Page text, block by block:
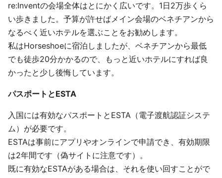
re:Inventの会場全体はとにかく広いです。1日2万歩くら
い歩きました。予算が許せばメイン会場のベネチアンから
なるべく近いホテルを選ぶことをお勧めします。
私はHorseshoeに宿泊しましたが、ベネチアンから最低
でも徒歩20分かかるので、もっと近いホテルにすれば良
かったと少し後悔しています。
パスポートとESTA
入国には有効なパスポートとESTA（電子渡航認証システ
ム）が必要です。
ESTAは事前にアプリやオンラインで申請でき、有効期限
は2年間です（偽サイトに注意です）。
既に有効なESTAがある場合は、それを使い回すことがで